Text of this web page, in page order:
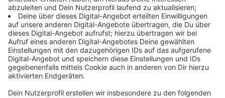
Immer auf dem Laufenden
bleiben!
Verpass' nichts mehr - mit unserem kostenlosen
ANTENNE BAYERN Newsletter. Ob Nachrichten,